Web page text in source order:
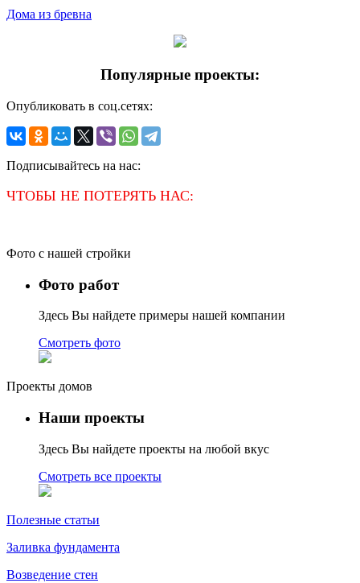
Дома из бревна
Популярные проекты:
Опубликовать в соц.сетях:
Подписывайтесь на нас:
ЧТОБЫ НЕ ПОТЕРЯТЬ НАС:
Фото с нашей стройки
Фото работ
Здесь Вы найдете примеры нашей компании
Смотреть фото
Проекты домов
Наши проекты
Здесь Вы найдете проекты на любой вкус
Смотреть все проекты
Полезные статьи
Заливка фундамента
Возведение стен